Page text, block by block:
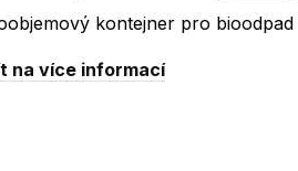
kontejner pro
na více informací